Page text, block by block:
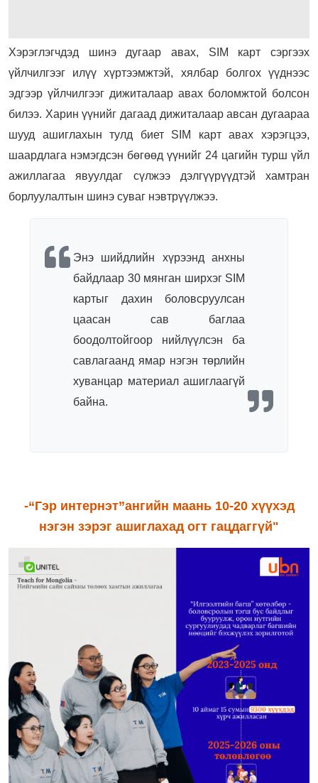
Хэрэглэгчдэд шинэ дугаар авах, SIM карт сэргээх
үйлчилгээг илүү хүртээмжтэй, хялбар болгох үүднээс
эдгээр үйлчилгээг дижиталаар авах боломжтой болсон
билээ. Харин үүнийг дагаад дижиталаар авсан дугаараа
шууд ашиглахын тулд биет SIM карт авах хэрэгцээ,
шаардлага нэмэгдсэн бөгөөд үүнийг 24 цагийн турш үйл
ажиллагаа явуулдаг сүлжээ дэлгүүрүүдтэй хамтран
борлуулалтын шинэ суваг нэвтрүүлжээ.
Энэ шийдлийн хүрээнд анхны
байдлаар 30 мянган ширхэг SIM
картыг дахин боловсруулсан
цаасан сав баглаа
боодолтойгоор нийлүүлсэн ба
савлагаанд ямар нэгэн төрлийн
хуванцар материал ашиглаагүй
байна.
-“Гэр интернэт”ангийн маань 10-20 хүүхэд
нэгэн зэрэг ашиглахад огт гацдаггүй"